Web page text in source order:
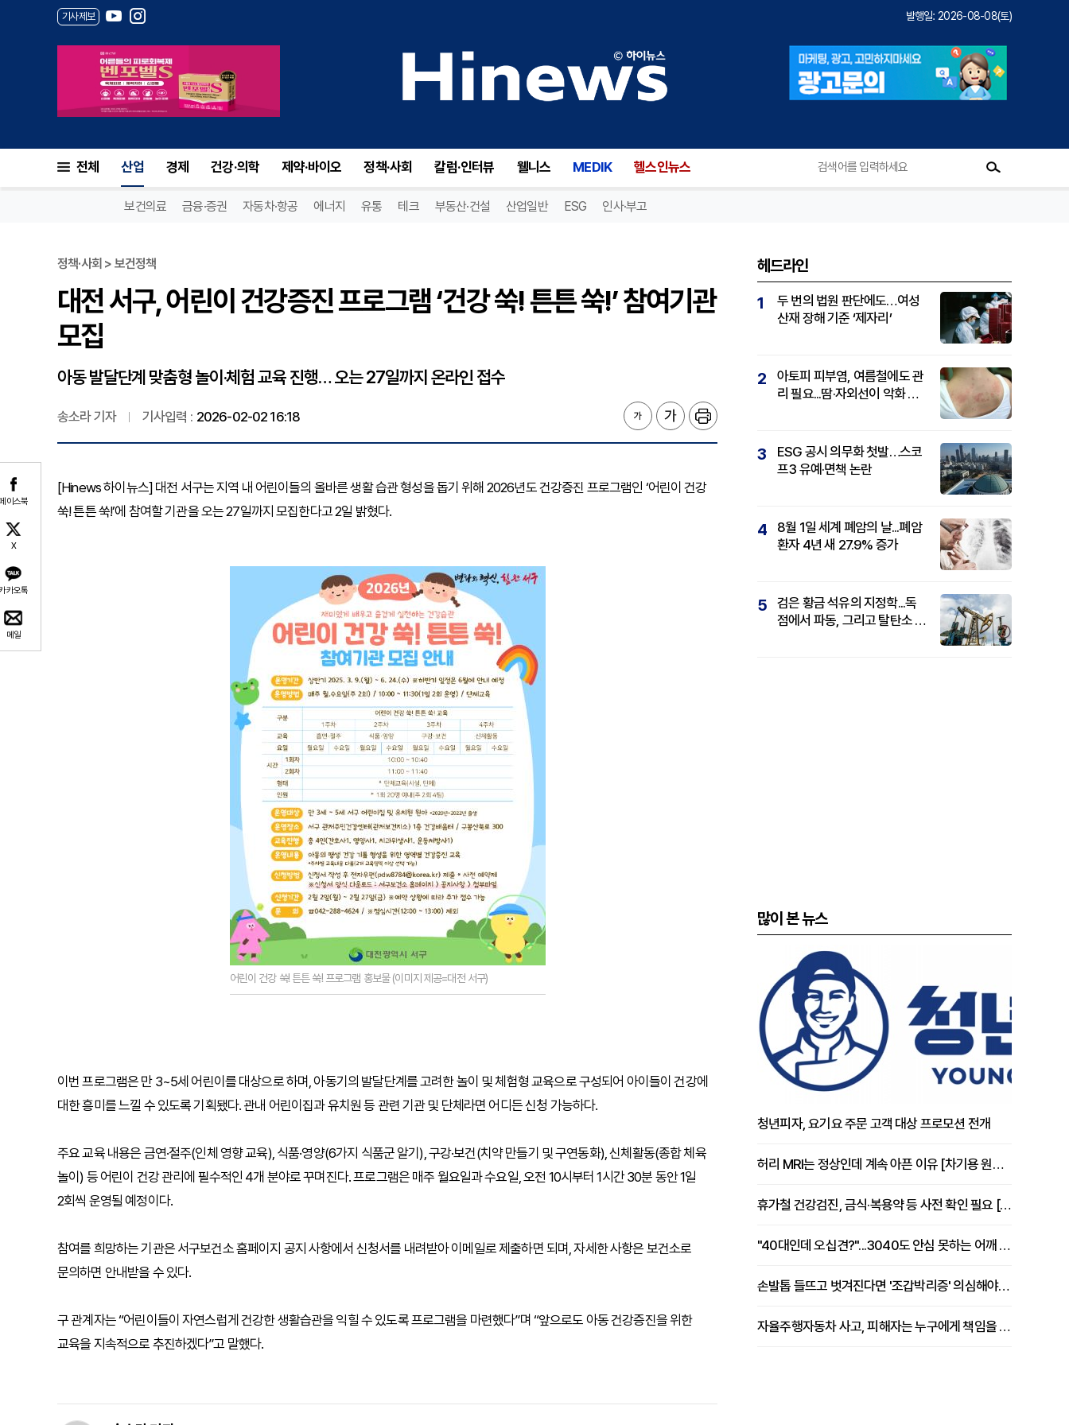
기사제보 발행일: 2026-08-08(토)
전체 산업 경제 건강·의학 제약·바이오 정책·사회 칼럼·인터뷰 웰니스 MEDIK 헬스인뉴스
보건의료 금융·증권 자동차·항공 에너지 유통 테크 부동산·건설 산업일반 ESG 인사·부고
이스북
X
카오톡
메일
정책·사회 > 보건정책
대전 서구, 어린이 건강증진 프로그램 ‘건강 쑥! 튼튼 쑥!’ 참여기관
모집
아동 발달단계 맞춤형 놀이·체험 교육 진행… 오는 27일까지 온라인 접수
송소라 기자 기사입력 : 2026-02-02 16:18
[Hinews 하이뉴스] 대전 서구는 지역 내 어린이들의 올바른 생활 습관 형성을 돕기 위해 2026년도 건강증진 프로그램인 ‘어린이 건강
쑥! 튼튼 쑥!’에 참여할 기관을 오는 27일까지 모집한다고 2일 밝혔다.
어린이 건강 쑥! 튼튼 쑥! 프로그램 홍보물 (이미지 제공=대전 서구)
이번 프로그램은 만 3~5세 어린이를 대상으로 하며, 아동기의 발달단계를 고려한 놀이 및 체험형 교육으로 구성되어 아이들이 건강에
대한 흥미를 느낄 수 있도록 기획됐다. 관내 어린이집과 유치원 등 관련 기관 및 단체라면 어디든 신청 가능하다.
주요 교육 내용은 금연·절주(인체 영향 교육), 식품·영양(6가지 식품군 알기), 구강·보건(치약 만들기 및 구연동화), 신체활동(종합 체육
놀이) 등 어린이 건강 관리에 필수적인 4개 분야로 꾸며진다. 프로그램은 매주 월요일과 수요일, 오전 10시부터 1시간 30분 동안 1일
2회씩 운영될 예정이다.
참여를 희망하는 기관은 서구보건소 홈페이지 공지 사항에서 신청서를 내려받아 이메일로 제출하면 되며, 자세한 사항은 보건소로
문의하면 안내받을 수 있다.
구 관계자는 “어린이들이 자연스럽게 건강한 생활습관을 익힐 수 있도록 프로그램을 마련했다”며 “앞으로도 아동 건강증진을 위한
교육을 지속적으로 추진하겠다”고 말했다.
헤드라인
1
두 번의 법원 판단에도…여성
산재 장해 기준 ‘제자리’
2
아토피 피부염, 여름철에도 관
리 필요...땀·자외선이 악화 요
3
ESG 공시 의무화 첫발…스코
프3 유예·면책 논란
4
8월 1일 세계 폐암의 날...폐암
환자 4년 새 27.9% 증가
5
검은 황금 석유의 지정학...독
점에서 파동, 그리고 탈탄소 패
많이 본 뉴스
청년피자, 요기요 주문 고객 대상 프로모션 전개
허리 MRI는 정상인데 계속 아픈 이유 [차기용 원장 칼럼]
휴가철 건강검진, 금식·복용약 등 사전 확인 필요 [정도감 원장 칼럼]
"40대인데 오십견?"...3040도 안심 못하는 어깨 유착성 관절낭염
손발톱 들뜨고 벗겨진다면 '조갑박리증' 의심해야 [김철윤 원장 칼럼]
자율주행자동차 사고, 피해자는 누구에게 책임을 물을 수 있을까